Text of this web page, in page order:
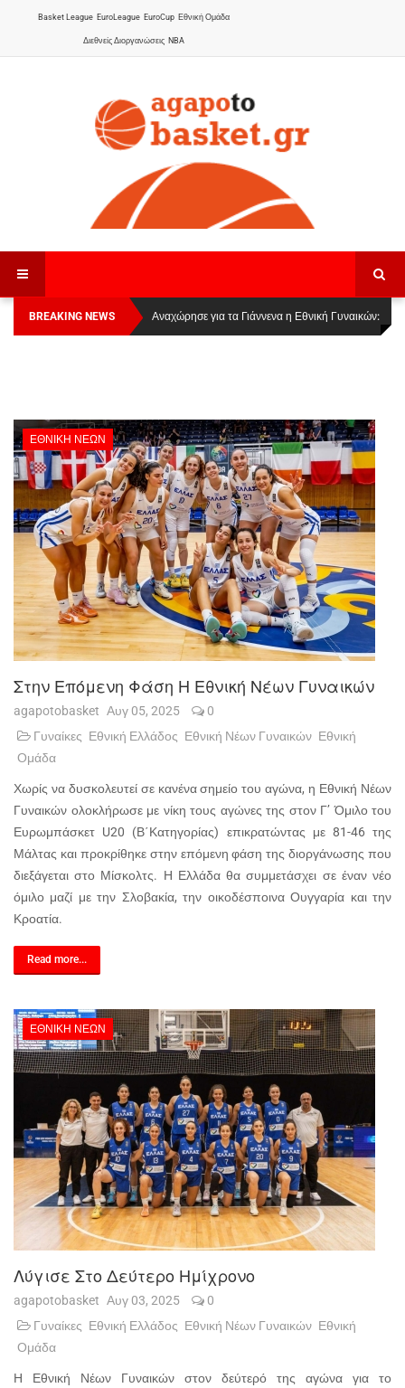
Basket League EuroLeague EuroCup Εθνική Ομάδα
Διεθνείς Διοργανώσεις NBA
BREAKING NEWS
Οι Πάνθηρες Καβάλας στην Women Basketball
League 1
Αναχώρησε για τα Γιάννενα η Εθνική Γυναικών:
ΕΘΝΙΚΉ ΝΈΩΝ
Στην Επόμενη Φάση Η Εθνική Νέων Γυναικών
agapotobasket Αυγ 05, 2025
0
Γυναίκες Εθνική Ελλάδος Εθνική Νέων Γυναικών Εθνική
Ομάδα
Χωρίς να δυσκολευτεί σε κανένα σημείο του αγώνα, η Εθνική Νέων
Γυναικών ολοκλήρωσε με νίκη τους αγώνες της στον Γ’ Όμιλο του
Ευρωμπάσκετ U20 (Β΄Κατηγορίας) επικρατώντας με 81-46 της
Μάλτας και προκρίθηκε στην επόμενη φάση της διοργάνωσης που
διεξάγεται στο Μίσκολτς. Η Ελλάδα θα συμμετάσχει σε έναν νέο
όμιλο μαζί με την Σλοβακία, την οικοδέσποινα Ουγγαρία και την
Κροατία.
Read more...
ΕΘΝΙΚΉ ΝΈΩΝ
Λύγισε Στο Δεύτερο Ημίχρονο
agapotobasket Αυγ 03, 2025
0
Γυναίκες Εθνική Ελλάδος Εθνική Νέων Γυναικών Εθνική
Ομάδα
Η Εθνική Νέων Γυναικών στον δεύτερό της αγώνα για το